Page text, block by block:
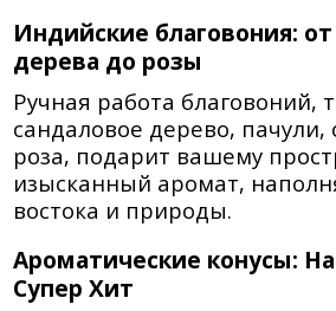
Индийские благовония:
дерева до розы
Ручная работа благовоний,
сандаловое дерево, пачули,
роза, подарит вашему
изысканный аромат,
востока и природы.
Ароматические конусы:
Супер Хит